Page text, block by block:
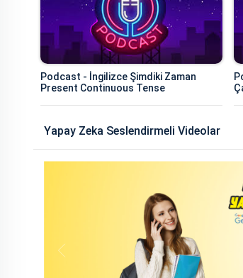
Podcast - İngilizce Şimdiki Zaman
Present Continuous Tense
Yapay Zeka Seslendirmeli Videolar